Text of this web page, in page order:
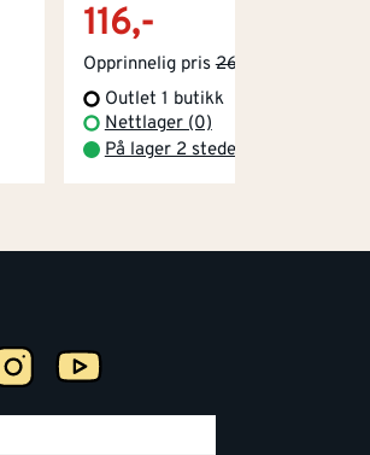
116,-
Opprinnelig pris 269,-
Outlet 1 butikk
Nettlager (0)
På lager 2 steder